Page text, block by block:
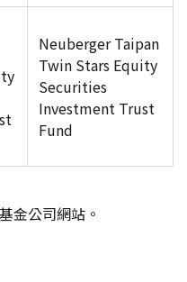
Neuberger Taipan
Twin Stars Equity
Securities
Investment Trust
Fund
金公司網站。